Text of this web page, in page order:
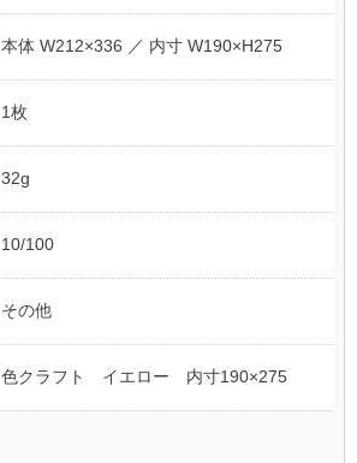
本体 W212×336 ／ 内寸 W190×H275
1枚
32g
10/100
その他
色クラフト イエロー 内寸190×275